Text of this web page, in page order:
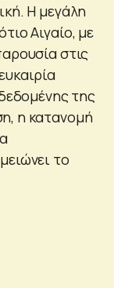
Η μεγάλη
Αιγαίο, με
στις
της
η κατανομή
το